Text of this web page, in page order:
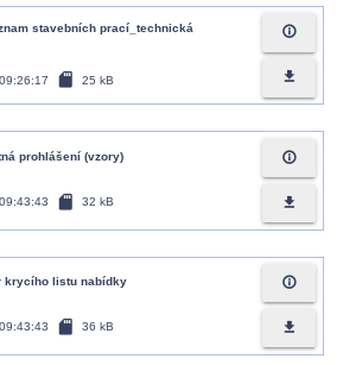
stavebních prací_technická
sd_card 25 kB
info_outline
file_download
prohlášení (vzory)
sd_card 32 kB
info_outline
file_download
krycího listu nabídky
sd_card 36 kB
info_outline
file_download